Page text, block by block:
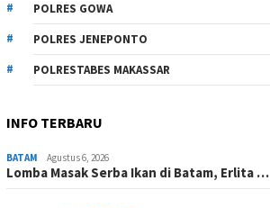
POLRES GOWA
POLRES JENEPONTO
POLRESTABES MAKASSAR
INFO TERBARU
BATAM Agustus 6, 2026
Lomba Masak Serba Ikan di Batam, Erlita …